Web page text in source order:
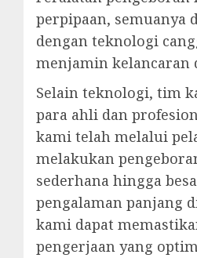
perpipaan, semuanya
dengan teknologi
menjamin kelancaran
Selain teknologi, tim
para ahli dan
kami telah melalui
melakukan
sederhana hingga
pengalaman panjang
kami dapat
pengerjaan yang